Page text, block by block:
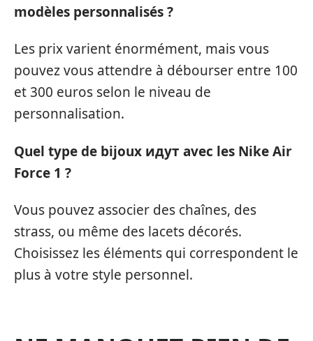
modèles personnalisés ?
Les prix varient énormément, mais vous
pouvez vous attendre à débourser entre 100
et 300 euros selon le niveau de
personnalisation.
Quel type de bijoux идут avec les Nike Air
Force 1 ?
Vous pouvez associer des chaînes, des
strass, ou même des lacets décorés.
Choisissez les éléments qui correspondent le
plus à votre style personnel.